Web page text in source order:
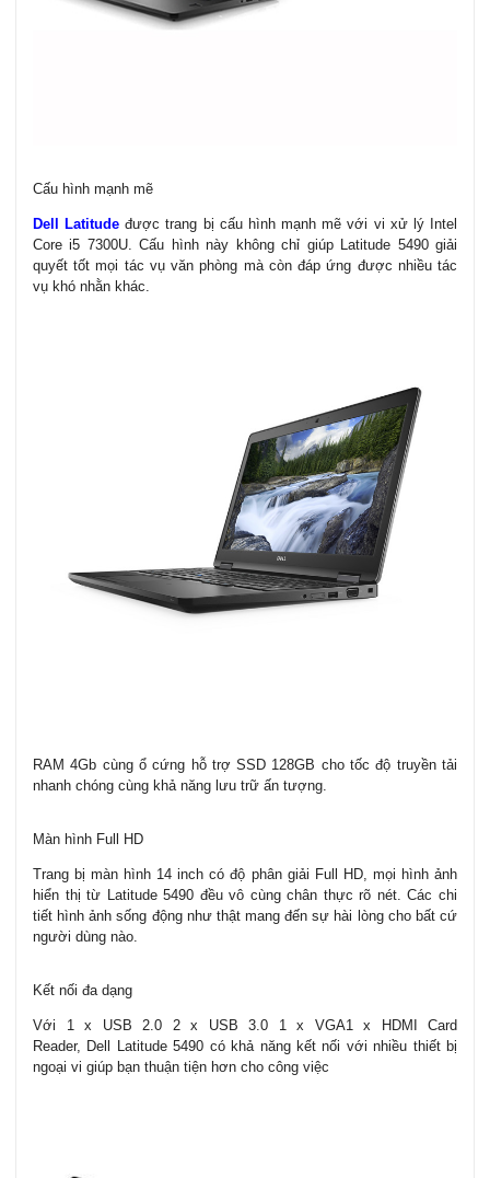
Cấu hình mạnh mẽ
Dell Latitudeđược trang bị cấu hình mạnh mẽ với vi xử lý Intel
Core i5 7300U. Cấu hình này không chỉ giúp Latitude 5490 giải
quyết tốt mọi tác vụ văn phòng mà còn đáp ứng được nhiều tác
vụ khó nhằn khác.
RAM 4Gb cùng ổ cứng hỗ trợ SSD 128GB cho tốc độ truyền tải
nhanh chóng cùng khả năng lưu trữ ấn tượng.
Màn hình Full HD
Trang bị màn hình 14 inch có độ phân giải Full HD, mọi hình ảnh
hiển thị từ Latitude 5490 đều vô cùng chân thực rõ nét. Các chi
tiết hình ảnh sống động như thật mang đến sự hài lòng cho bất cứ
người dùng nào.
Kết nối đa dạng
Với 1 x USB 2.0 2 x USB 3.0 1 x VGA1 x HDMI Card
Reader, Dell Latitude 5490 có khả năng kết nối với nhiều thiết bị
ngoại vi giúp bạn thuận tiện hơn cho công việc